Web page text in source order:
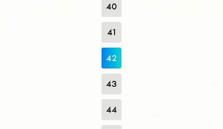
40
41
42
43
44